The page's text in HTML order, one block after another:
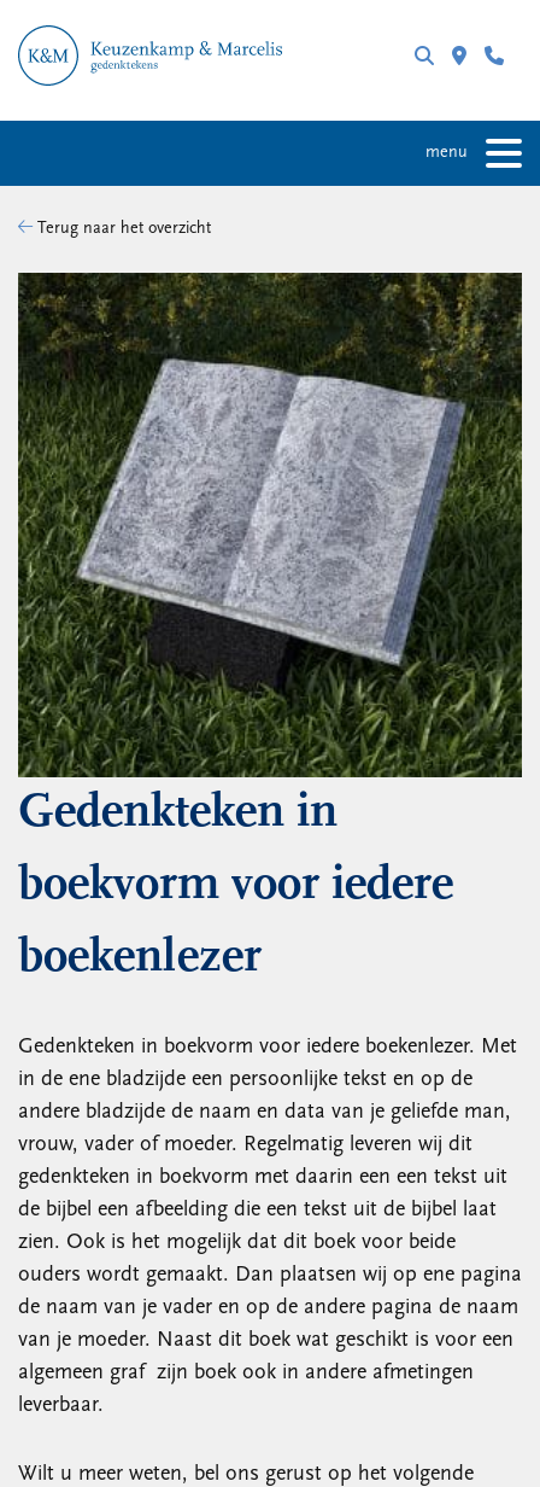
menu
Terug naar het overzicht
Gedenkteken in
boekvorm voor iedere
boekenlezer
Gedenkteken in boekvorm voor iedere boekenlezer. Met
in de ene bladzijde een persoonlijke tekst en op de
andere bladzijde de naam en data van je geliefde man,
vrouw, vader of moeder. Regelmatig leveren wij dit
gedenkteken in boekvorm met daarin een een tekst uit
de bijbel een afbeelding die een tekst uit de bijbel laat
zien. Ook is het mogelijk dat dit boek voor beide
ouders wordt gemaakt. Dan plaatsen wij op ene pagina
de naam van je vader en op de andere pagina de naam
van je moeder. Naast dit boek wat geschikt is voor een
algemeen graf zijn boek ook in andere afmetingen
leverbaar.
Wilt u meer weten, bel ons gerust op het volgende